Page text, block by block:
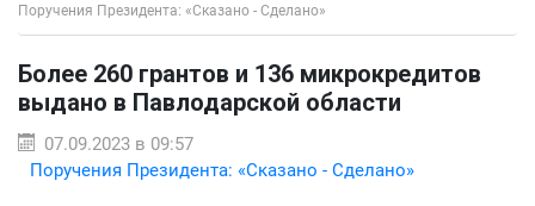
Поручения Президента: «Сказано - Сделано»
Более 260 грантов и 136 микрокредитов
выдано в Павлодарской области
07.09.2023 в 09:57
Поручения Президента: «Сказано - Сделано»